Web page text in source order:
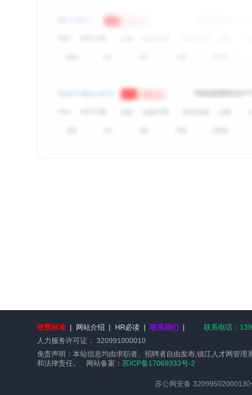
收费标准 | 网站介绍 | HR必读 | 联系我们 |
联系电话：
人力服务许可证：
320991000010
免责声明：本站信息均由求职者、招聘者自由发布,镇江人才网管
和法律责任。 网站备案： 苏ICP备17069333号-2
苏公网安备 32099502000130